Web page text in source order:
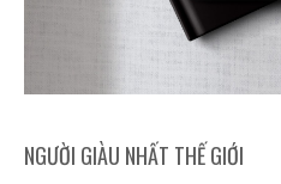
NGƯỜI GIÀU NHẤT THẾ GIỚI